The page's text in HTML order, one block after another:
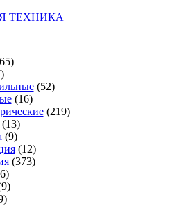
ТЕХНИКА
(52)
(16)
(219)
(13)
(9)
(12)
(373)